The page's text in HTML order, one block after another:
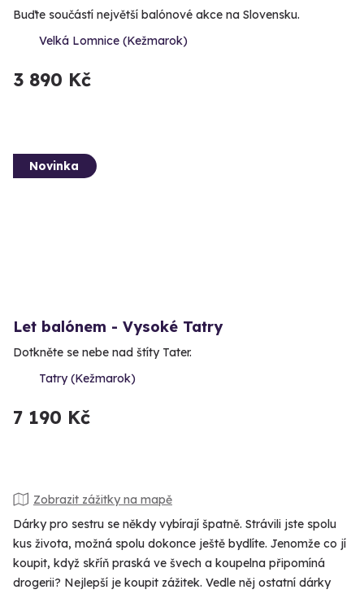
Buďte součástí největší balónové akce na Slovensku.
Velká Lomnice (Kežmarok)
3 890 Kč
Novinka
Let balónem - Vysoké Tatry
Dotkněte se nebe nad štíty Tater.
Tatry (Kežmarok)
7 190 Kč
Zobrazit zážitky na mapě
Dárky pro sestru se někdy vybírají špatně. Strávili jste spolu
kus života, možná spolu dokonce ještě bydlíte. Jenomže co jí
koupit, když skříň praská ve švech a koupelna připomíná
drogerii? Nejlepší je koupit zážitek. Vedle něj ostatní dárky